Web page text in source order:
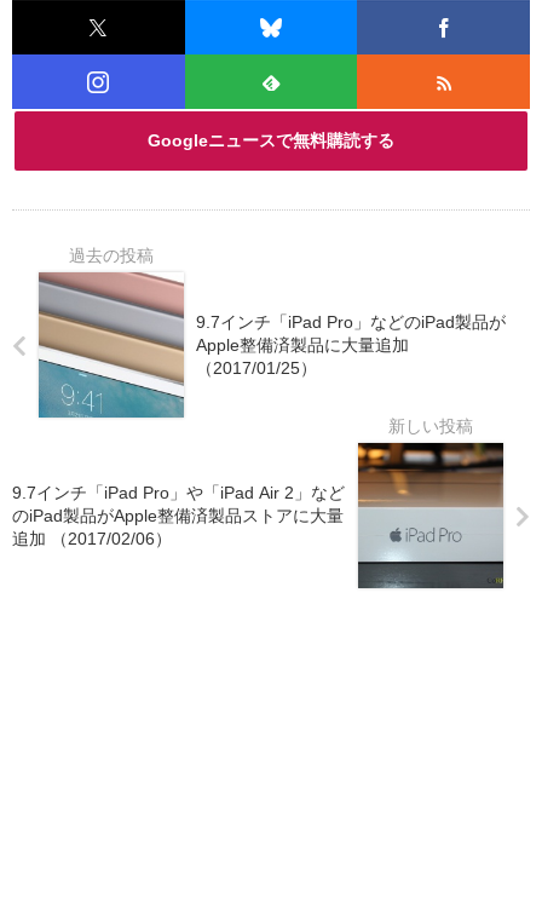
Googleニュースで無料購読する
9.7インチ「iPad Pro」などのiPad製品が
Apple整備済製品に大量追加
（2017/01/25）
9.7インチ「iPad Pro」や「iPad Air 2」など
のiPad製品がApple整備済製品ストアに大量
追加 （2017/02/06）